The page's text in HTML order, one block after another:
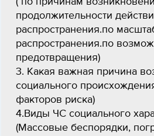
продолжительности
распространения.по
распространения.по
предотвращения)
3. Какая важная причина
социального
факторов риска)
4.Виды ЧС социального
(Массовые беспорядки,